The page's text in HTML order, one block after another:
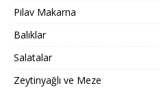
Pilav Makarna
Balıklar
Salatalar
Zeytinyağlı ve Meze